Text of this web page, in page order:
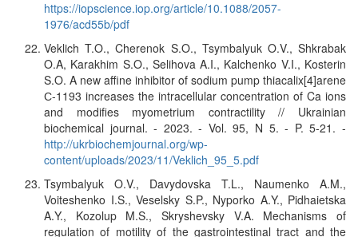
https://iopscience.iop.org/article/10.1088/2057-
1976/acd55b/pdf
Veklich T.O., Cherenok S.O., Tsymbalyuk O.V., Shkrabak
O.A, Karakhim S.O., Selihova A.I., Kalchenko V.I., Kosterin
S.O. A new affine inhibitor of sodium pump thiacalix[4]arene
С-1193 increases the intracellular concentration of Ca ions
and modifies myometrium contractility // Ukrainian
biochemical journal. - 2023. - Vol. 95, N 5. - P. 5-21. -
http://ukrbiochemjournal.org/wp-
content/uploads/2023/11/Veklich_95_5.pdf
Tsymbalyuk O.V., Davydovska T.L., Naumenko A.M.,
Voiteshenko I.S., Veselsky S.P., Nyporko A.Y., Pidhaietska
A.Y., Kozolup M.S., Skryshevsky V.A. Mechanisms of
regulation of motility of the gastrointestinal tract and the